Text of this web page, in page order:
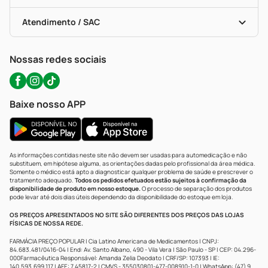
Bulas De A A Z
Políticas De Marketplace
Autoteste Covid-19
Certificado De Segurança
Portal Da Privacidade
Atendimento / SAC
WhatsApp (47) 9202-1687
Nossas redes sociais
Baixe nosso APP
As informações contidas neste site não devem ser usadas para automedicação e não
substituem, em hipótese alguma, as orientações dadas pelo profissional da área médica.
Somente o médico está apto a diagnosticar qualquer problema de saúde e prescrever o
tratamento adequado. Todos os pedidos efetuados estão sujeitos à confirmação da
disponibilidade de produto em nosso estoque.O processo de separação dos produtos
pode levar até dois dias úteis dependendo da disponibilidade do estoque em loja.
OS PREÇOS APRESENTADOS NO SITE SÃO DIFERENTES DOS PREÇOS DAS LOJAS
FÍSICAS DE NOSSA REDE.
FARMÁCIA PREÇO POPULAR | Cia Latino Americana de Medicamentos | CNPJ:
84.683.481/0416-04 | End: Av. Santo Albano, 490 - Vila Vera | São Paulo - SP | CEP: 04.296-
000Farmacêutica Responsável: Amanda Zelia Deodato | CRF/SP: 107393 | IE:
140.593.699.117 | AFE: 7.45817-2 | CMVS - 355030801-477-008910-1-0 | WhatsApp: (47) 9